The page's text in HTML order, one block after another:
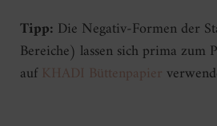
Tipp: Die Negativ-Formen der
Bereiche) lassen sich prima zum
aufKHADI Büttenpapier